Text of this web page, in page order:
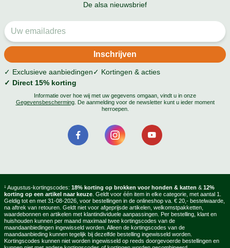
De alsa nieuwsbrief
✓ Exclusieve aanbiedingen✓ Kortingen & acties
✓ Direct 15% korting
Informatie over hoe wij met uw gegevens omgaan, vindt u in onze
Gegevensbescherming. De aanmelding voor de newsletter kunt u ieder moment
herroepen.
¹ Augustus-kortingscodes: 18% korting op brokken voor honden & katten &12%
korting op een artikel naar keuze. Geldt voor één item in elke categorie, met aantal 1.
Geldig tot en met 31-08-2026, voor bestellingen in de onlineshop va. € 20,- bestelwaarde,
na aftrek van retouren. Geldt niet voor afgeprijsde artikelen, welkomstpakketten,
waardebonnen en artikelen met klantindividuele aanpassingen. Per bestelling, klant en
huishouden kunnen per maand maximaal twee kortingscodes van de
maandaanbiedingen ingewisseld worden. Alleen de kortingscodes van de
maandaanbieding kunnen tegelijk bij dezelfde bestelling ingewisseld worden.
Kortingscodes kunnen niet worden ingewisseld op reeds doorgevoerde bestellingen en